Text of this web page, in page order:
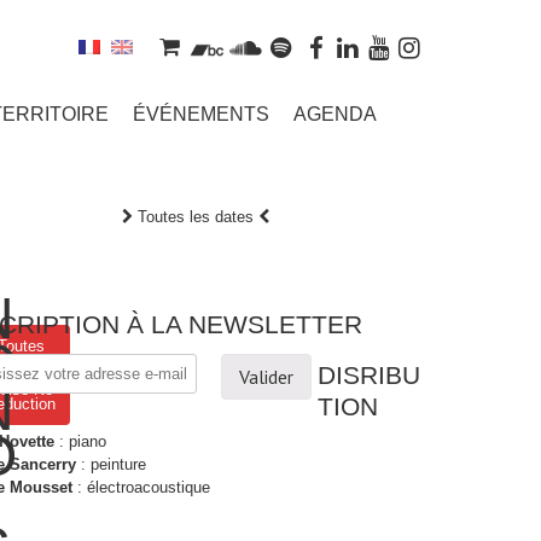
ÉVÉNEMENTS
AGENDA
dates
de No
No
Toutes les dates
À LA NEWSLETTER
DISRIBU
TION
: piano
Sancerry : peinture
Mousset: électroacoustique